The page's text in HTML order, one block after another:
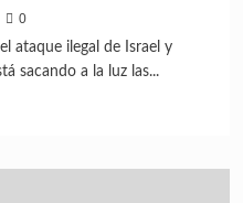
0
ataque ilegal de Israel y
sacando a la luz las...